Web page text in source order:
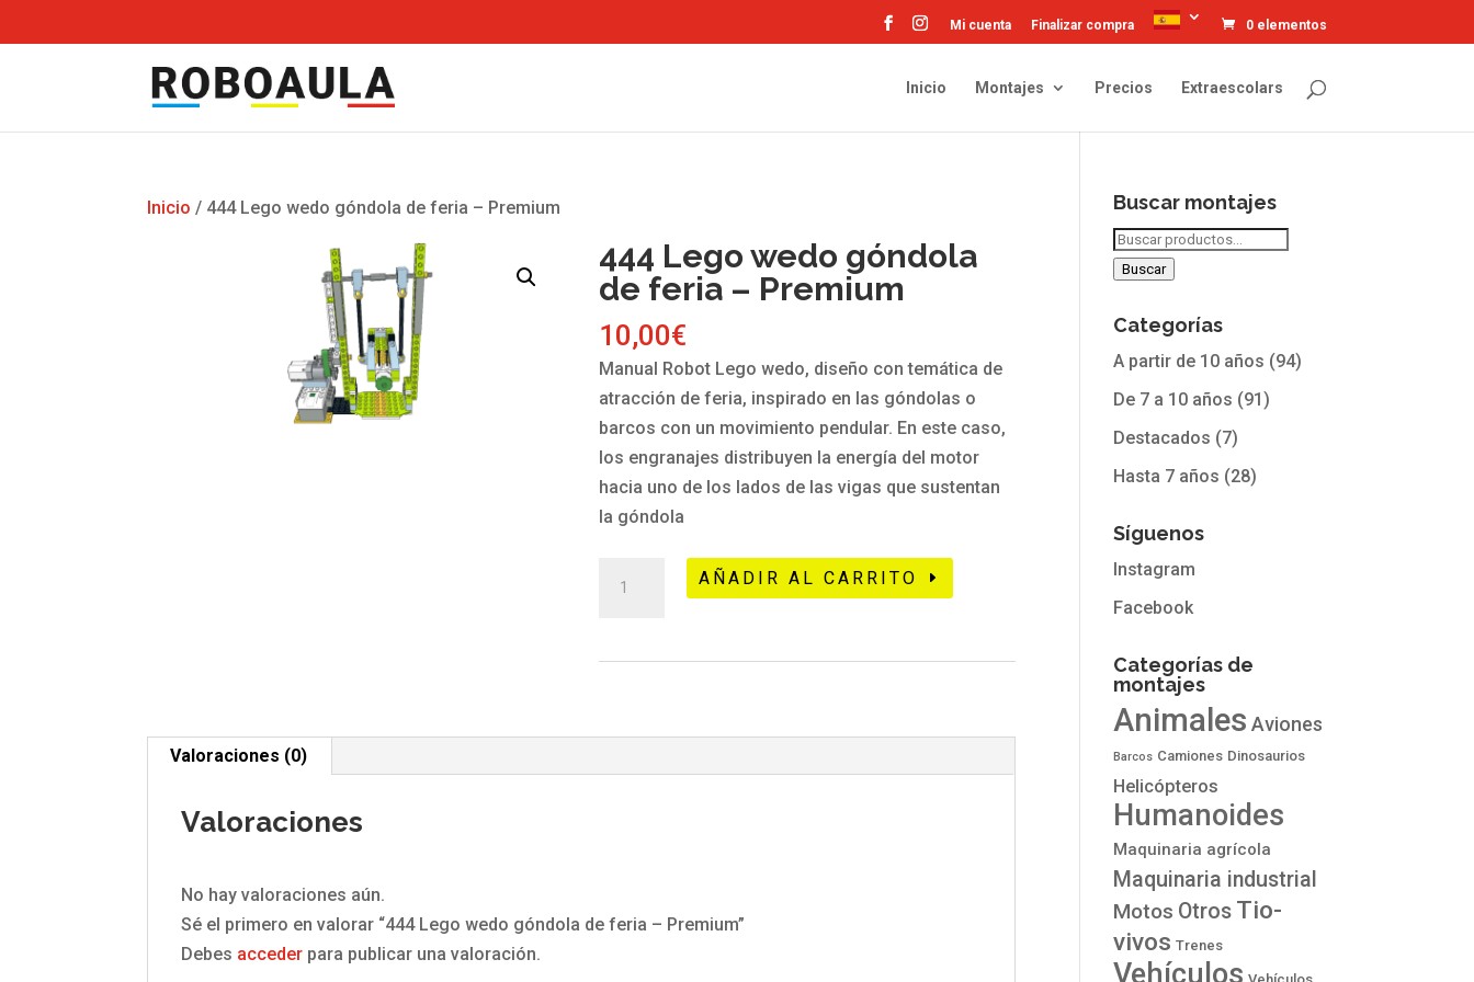
Mi cuenta Finalizar compra 0 elementos
Inicio Montajes Precios Extraescolars
Inicio / 444 Lego wedo góndola de feria – Premium
444 Lego wedo góndola
de feria – Premium
10,00€
Manual Robot Lego wedo, diseño con temática de
atracción de feria, inspirado en las góndolas o
barcos con un movimiento pendular. En este caso,
los engranajes distribuyen la energía del motor
hacia uno de los lados de las vigas que sustentan
la góndola
góndola
Premium
AÑADIR AL CARRITO
Valoraciones (0)
Valoraciones
No hay valoraciones aún.
Sé el primero en valorar “444 Lego wedo góndola de feria – Premium”
Debes acceder para publicar una valoración.
Buscar montajes
Buscar
por:
Buscar
Categorías
A partir de 10 años (94)
De 7 a 10 años (91)
Destacados (7)
Hasta 7 años (28)
Síguenos
Instagram
Facebook
Categorías de
montajes
Animales Aviones
Barcos Camiones Dinosaurios
Helicópteros
Humanoides
Maquinaria agrícola
Maquinaria industrial
Motos Otros Tio-
vivos Trenes
Vehículos